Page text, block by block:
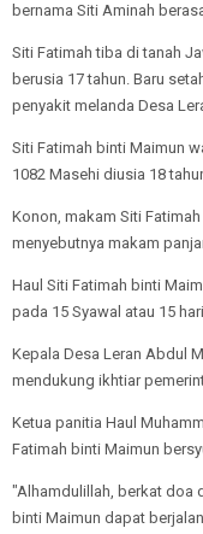
bernama Siti Aminah
Siti Fatimah tiba di tanah
berusia 17 tahun. Baru
penyakit melanda Desa
Siti Fatimah binti Maimun
1082 Masehi diusia 18
Konon, makam Siti
menyebutnya makam
Haul Siti Fatimah binti
pada 15 Syawal atau 15
Kepala Desa Leran Abdul
mendukung ikhtiar
Ketua panitia Haul
Fatimah binti Maimun
"Alhamdulillah, berkat doa
binti Maimun dapat